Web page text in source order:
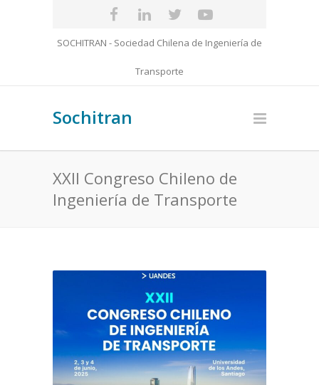
SOCHITRAN - Sociedad Chilena de Ingeniería de
Transporte
Sochitran
XXII Congreso Chileno de
Ingeniería de Transporte